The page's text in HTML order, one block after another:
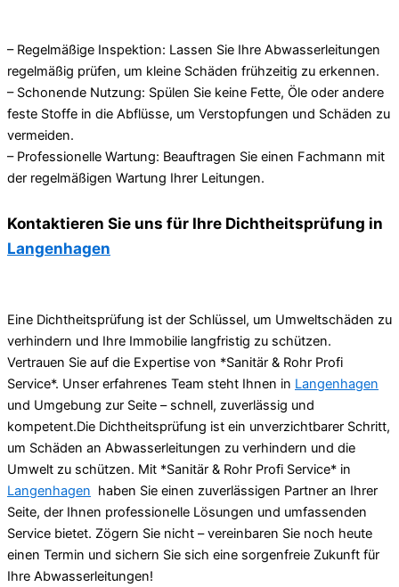
– Regelmäßige Inspektion: Lassen Sie Ihre Abwasserleitungen
regelmäßig prüfen, um kleine Schäden frühzeitig zu erkennen.
– Schonende Nutzung: Spülen Sie keine Fette, Öle oder andere
feste Stoffe in die Abflüsse, um Verstopfungen und Schäden zu
vermeiden.
– Professionelle Wartung: Beauftragen Sie einen Fachmann mit
der regelmäßigen Wartung Ihrer Leitungen.
Kontaktieren Sie uns für Ihre Dichtheitsprüfung in
Langenhagen
Eine Dichtheitsprüfung ist der Schlüssel, um Umweltschäden zu
verhindern und Ihre Immobilie langfristig zu schützen.
Vertrauen Sie auf die Expertise von *Sanitär & Rohr Profi
Service*. Unser erfahrenes Team steht Ihnen in Langenhagen
und Umgebung zur Seite – schnell, zuverlässig und
kompetent.Die Dichtheitsprüfung ist ein unverzichtbarer Schritt,
um Schäden an Abwasserleitungen zu verhindern und die
Umwelt zu schützen. Mit *Sanitär & Rohr Profi Service* in
Langenhagen haben Sie einen zuverlässigen Partner an Ihrer
Seite, der Ihnen professionelle Lösungen und umfassenden
Service bietet. Zögern Sie nicht – vereinbaren Sie noch heute
einen Termin und sichern Sie sich eine sorgenfreie Zukunft für
Ihre Abwasserleitungen!